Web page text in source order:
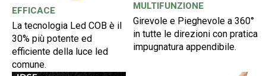
EFFICACE
La tecnologia Led COB è il
30% più potente ed
efficiente della luce led
comune.
MULTIFUNZIONE
Girevole e Pieghevole a 360°
in tutte le direzioni con pratica
impugnatura appendibile.